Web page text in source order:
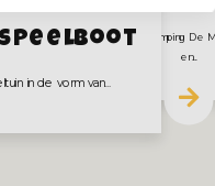
in de vorm van...
Het recreatieteam van Camping De
en...